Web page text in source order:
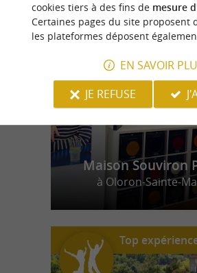
Maison Souviron
à Oloron-Sainte-
Top
cookies tiers à des fins de mesure
Certaines pages du site proposent
les plateformes déposent
EN SAVOIR
JE REFUSE